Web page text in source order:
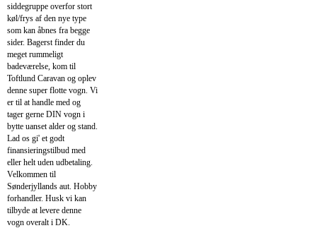
siddegruppe overfor stort
køl/frys af den nye type
som kan åbnes fra begge
sider. Bagerst finder du
meget rummeligt
badeværelse, kom til
Toftlund Caravan og oplev
denne super flotte vogn. Vi
er til at handle med og
tager gerne DIN vogn i
bytte uanset alder og stand.
Lad os gi' et godt
finansieringstilbud med
eller helt uden udbetaling.
Velkommen til
Sønderjyllands aut. Hobby
forhandler. Husk vi kan
tilbyde at levere denne
vogn overalt i DK.